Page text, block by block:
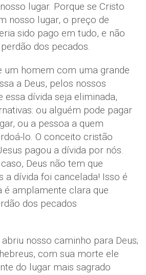
lugar. Porque se Cristo
nosso lugar, o preço de
sido pago em tudo, e não
dos pecados.
um homem com uma grande
a Deus, pelos nossos
essa dívida seja eliminada,
ou alguém pode pagar
ou a pessoa a quem
lo. O conceito cristão
pagou a dívida por nós.
Deus não tem que
a dívida foi cancelada! Isso é
é amplamente clara que
dos pecados
nosso caminho para Deus;
com sua morte ele
do lugar mais sagrado